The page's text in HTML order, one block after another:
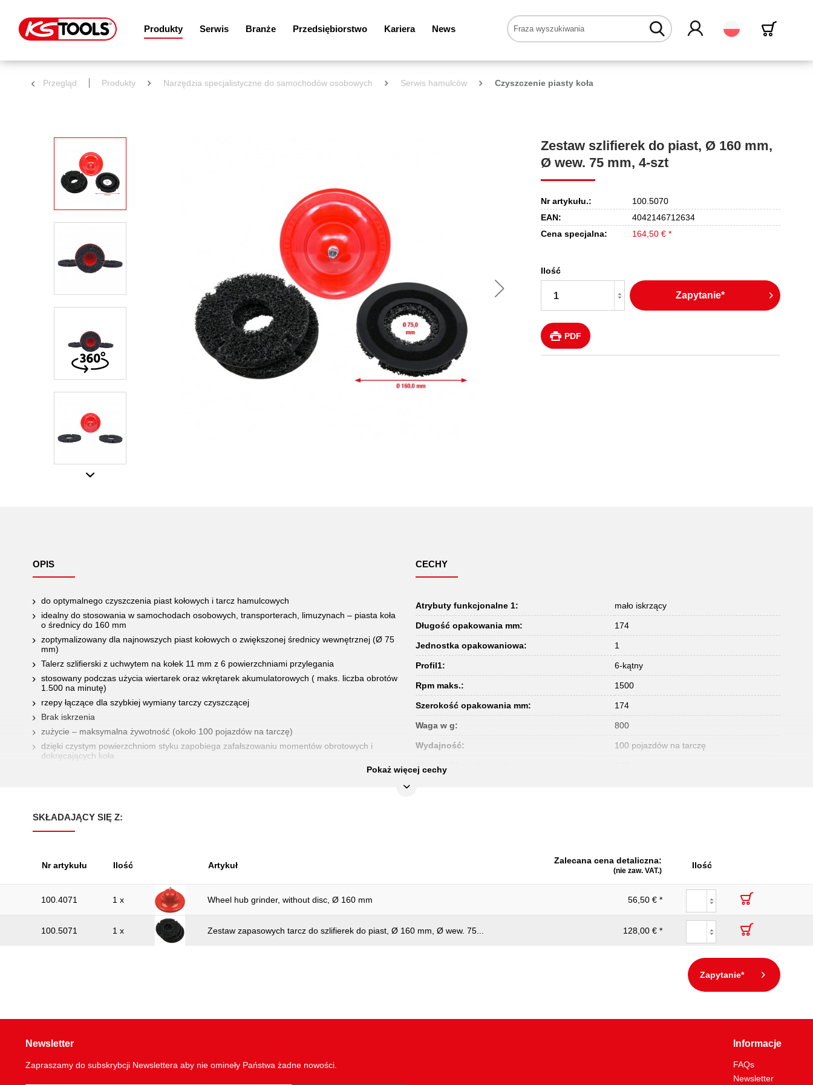
Produkty Serwis Branże Przedsiębiorstwo Kariera News Polski
Przegląd Produkty Narzędzia specjalistyczne do samochodów osobowych Serwis hamulców Czyszczenie piasty koła
Zestaw szlifierek do piast, Ø 160 mm,
Ø wew. 75 mm, 4-szt
Nr artykułu.:
100.5070
EAN:
4042146712634
Cena specjalna:
164,50 € *
Ilość
Zapytanie*
PDF
OPIS
do optymalnego czyszczenia piast kołowych i tarcz hamulcowych
idealny do stosowania w samochodach osobowych, transporterach, limuzynach – piasta koła
o średnicy do 160 mm
zoptymalizowany dla najnowszych piast kołowych o zwiększonej średnicy wewnętrznej (Ø 75
mm)
Talerz szlifierski z uchwytem na kołek 11 mm z 6 powierzchniami przylegania
stosowany podczas użycia wiertarek oraz wkrętarek akumulatorowych ( maks. liczba obrotów
1.500 na minutę)
rzepy łączące dla szybkiej wymiany tarczy czyszczącej
Brak iskrzenia
zużycie – maksymalna żywotność (około 100 pojazdów na tarczę)
dzięki czystym powierzchniom styku zapobiega zafałszowaniu momentów obrotowych i
dokręcających koła
minimalne pylenie dzięki materiałowi ściernemu z otwartymi porami i talerzowi szlifierskiemu
CECHY
Atrybuty funkcjonalne 1: mało iskrzący
Długość opakowania mm: 174
Jednostka opakowaniowa: 1
Profil1: 6-kątny
Rpm maks.: 1500
Szerokość opakowania mm: 174
Waga w g: 800
Wydajność: 100 pojazdów na tarczę
Wysokość opakowania mm:
Pokaż więcej cechy
SKŁADAJĄCY SIĘ Z:
Nr artykułu Ilość Artykuł Zalecana cena detaliczna:
(nie zaw. VAT.)
Ilość
100.4071 1 x Wheel hub grinder, without disc, Ø 160 mm 56,50 € *
100.5071 1 x Zestaw zapasowych tarcz do szlifierek do piast, Ø 160 mm, Ø wew. 75... 128,00 € *
Zapytanie*
Newsletter
Zapraszamy do subskrybcji Newslettera aby nie omineły Państwa żadne nowości.
Informacje
FAQs
Newsletter